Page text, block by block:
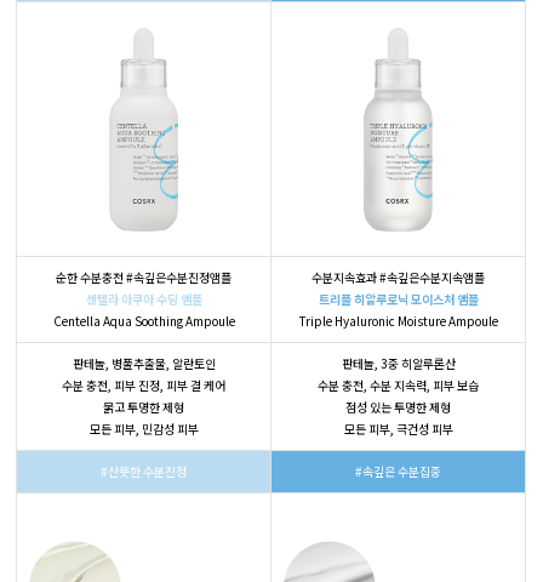
순한 수분충전 #속깊은수분진정앰플
센텔라 아쿠아 수딩 앰플
Centella Aqua Soothing Ampoule
수분지속효과 #속깊은수분지속앰플
트리플 히알루로닉 모이스처 앰플
Triple Hyaluronic Moisture Ampoule
판테놀, 병풀추출물, 알란토인
수분 충전, 피부 진정, 피부 결 케어
묽고 투명한 제형
모든 피부, 민감성 피부
판테놀, 3중 히알루론산
수분 충전, 수분 지속력, 피부 보습
점성 있는 투명한 제형
모든 피부, 극건성 피부
#산뜻한 수분진정 #속깊은 수분집중